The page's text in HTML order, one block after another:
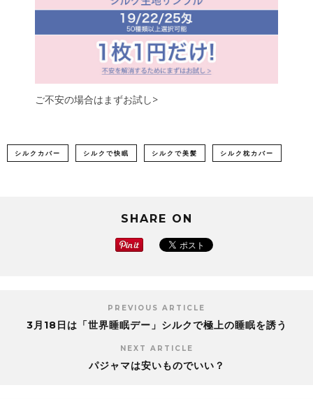
ご不安の場合はまずお試し>
シルクカバー シルクで快眠 シルクで美髪 シルク枕カバー
SHARE ON
PREVIOUS ARTICLE
3月18日は「世界睡眠デー」シルクで極上の睡眠を誘う
NEXT ARTICLE
パジャマは安いものでいい？